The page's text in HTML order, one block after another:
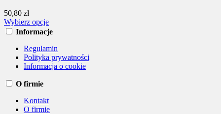
50,80 zł
Wybierz opcje
Informacje
Regulamin
Polityka prywatności
Informacja o cookie
O firmie
Kontakt
O firmie